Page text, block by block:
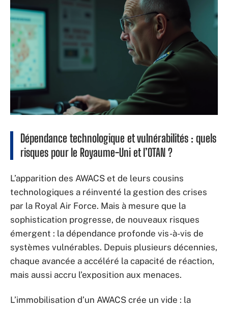
Dépendance technologique et vulnérabilités : quels
risques pour le Royaume-Uni et l’OTAN ?
L’apparition des AWACS et de leurs cousins
technologiques a réinventé la gestion des crises
par la Royal Air Force. Mais à mesure que la
sophistication progresse, de nouveaux risques
émergent : la dépendance profonde vis-à-vis de
systèmes vulnérables. Depuis plusieurs décennies,
chaque avancée a accéléré la capacité de réaction,
mais aussi accru l’exposition aux menaces.
L’immobilisation d’un AWACS crée un vide : la